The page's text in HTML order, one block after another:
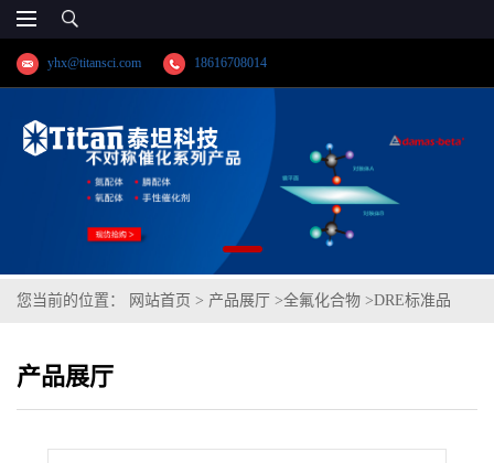
yhx@titansci.com 18616708014
您当前的位置： 网站首页 > 产品展厅 >全氟化合物 >DRE标准品
坦现货供应）
产品展厅